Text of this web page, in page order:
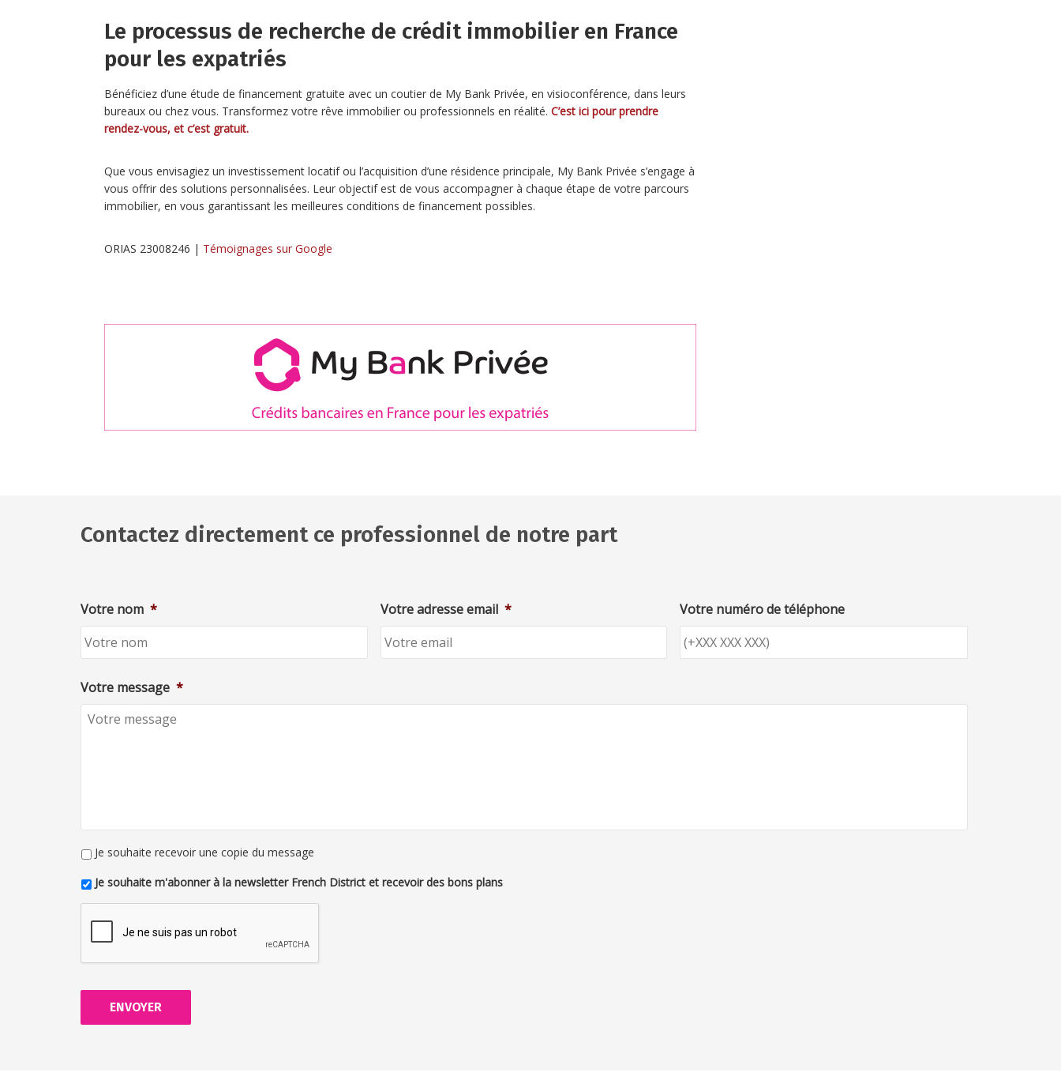
Le processus de recherche de crédit immobilier en France
pour les expatriés
Bénéficiez d’une étude de financement gratuite avec un coutier de My Bank Privée, en visioconférence, dans leurs
bureaux ou chez vous. Transformez votre rêve immobilier ou professionnels en réalité. C’est ici pour prendre
rendez-vous, et c’est gratuit.
Que vous envisagiez un investissement locatif ou l’acquisition d’une résidence principale, My Bank Privée s’engage à
vous offrir des solutions personnalisées. Leur objectif est de vous accompagner à chaque étape de votre parcours
immobilier, en vous garantissant les meilleures conditions de financement possibles.
ORIAS 23008246 | Témoignages sur Google
Contactez directement ce professionnel de notre part
Votre nom * Votre adresse email * Votre numéro de téléphone
Votre message *
Je souhaite recevoir une copie du message
Je souhaite m'abonner à la newsletter French District et recevoir des bons plans